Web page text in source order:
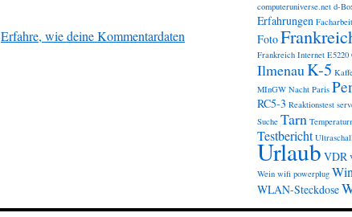
Erfahre, wie deine Kommentardaten
computeruniverse.net d-
Erfahrungen Facharbeit
Foto
Frankreich Internet E5220
IlmenauK-5
MInGW Nacht Paris
RC5-3 Reaktionstest
Suche Tarn
Testbericht
Urlaub VDR
Wein wifi powerplug
WLAN-Steckdose